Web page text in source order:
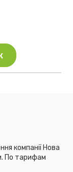
компанії Нова
По тарифам